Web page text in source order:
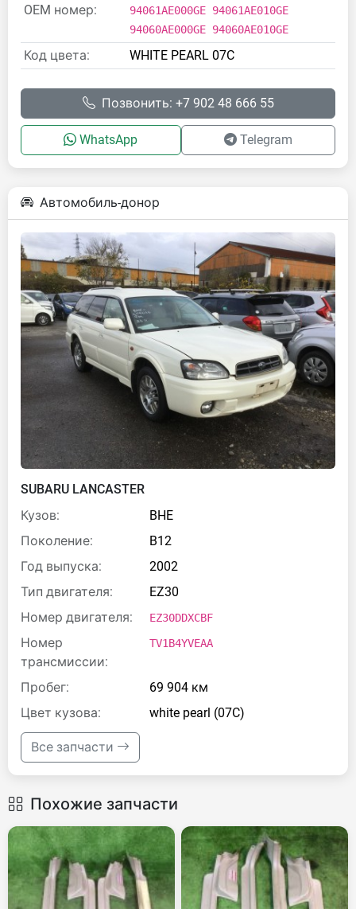
OEM номер:
94061AE000GE 94061AE010GE
94060AE000GE 94060AE010GE
Код цвета: WHITE PEARL 07C
Позвонить: +7 902 48 666 55
WhatsApp Telegram
Автомобиль-донор
SUBARU LANCASTER
Кузов:
BHE
Поколение:
B12
Год выпуска:
2002
Тип двигателя:
EZ30
Номер двигателя:
EZ30DDXCBF
Номер
трансмиссии:
TV1B4YVEAA
Пробег:
69 904 км
Цвет кузова:
white pearl (07C)
Все запчасти
Похожие запчасти